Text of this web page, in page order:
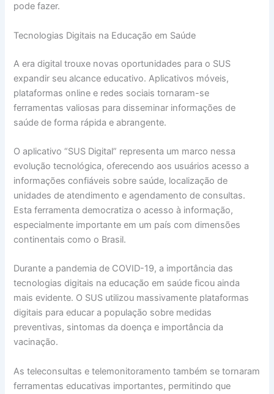
pode fazer.
Tecnologias Digitais na Educação em Saúde
A era digital trouxe novas oportunidades para o SUS
expandir seu alcance educativo. Aplicativos móveis,
plataformas online e redes sociais tornaram-se
ferramentas valiosas para disseminar informações de
saúde de forma rápida e abrangente.
O aplicativo “SUS Digital” representa um marco nessa
evolução tecnológica, oferecendo aos usuários acesso a
informações confiáveis sobre saúde, localização de
unidades de atendimento e agendamento de consultas.
Esta ferramenta democratiza o acesso à informação,
especialmente importante em um país com dimensões
continentais como o Brasil.
Durante a pandemia de COVID-19, a importância das
tecnologias digitais na educação em saúde ficou ainda
mais evidente. O SUS utilizou massivamente plataformas
digitais para educar a população sobre medidas
preventivas, sintomas da doença e importância da
vacinação.
As teleconsultas e telemonitoramento também se tornaram
ferramentas educativas importantes, permitindo que